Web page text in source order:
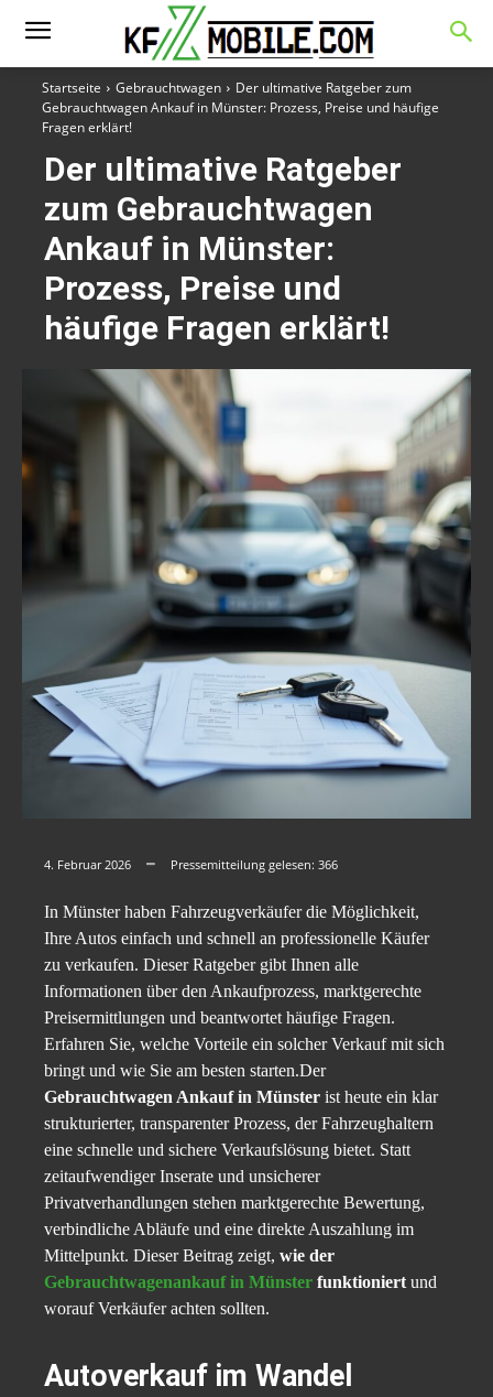
Startseite Gebrauchtwagen
Der ultimative Ratgeber zum
Gebrauchtwagen Ankauf in Münster: Prozess, Preise und häufige
Fragen erklärt!
Der ultimative Ratgeber
zum Gebrauchtwagen
Ankauf in Münster:
Prozess, Preise und
häufige Fragen erklärt!
4. Februar 2026 Pressemitteilung gelesen: 366
In Münster haben Fahrzeugverkäufer die Möglichkeit,
Ihre Autos einfach und schnell an professionelle Käufer
zu verkaufen. Dieser Ratgeber gibt Ihnen alle
Informationen über den Ankaufprozess, marktgerechte
Preisermittlungen und beantwortet häufige Fragen.
Erfahren Sie, welche Vorteile ein solcher Verkauf mit sich
bringt und wie Sie am besten starten.Der
Gebrauchtwagen Ankauf in Münster ist heute ein klar
strukturierter, transparenter Prozess, der Fahrzeughaltern
eine schnelle und sichere Verkaufslösung bietet. Statt
zeitaufwendiger Inserate und unsicherer
Privatverhandlungen stehen marktgerechte Bewertung,
verbindliche Abläufe und eine direkte Auszahlung im
Mittelpunkt. Dieser Beitrag zeigt, wie der
Gebrauchtwagenankauf in Münster funktioniert und
worauf Verkäufer achten sollten.
Autoverkauf im Wandel